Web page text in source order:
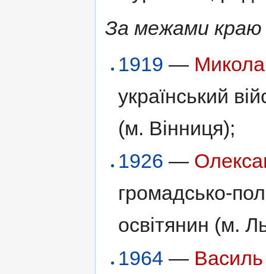
За межами краю
1919 — Микола
український
(м. Вінниця);
1926 —
громадсько-
освітянин (м.
1964 —